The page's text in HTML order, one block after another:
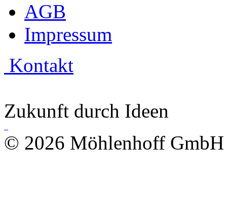
AGB
Impressum
Kontakt
Zukunft durch Ideen
© 2026 Möhlenhoff GmbH